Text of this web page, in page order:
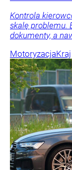
Kontrola
skalę problemu.
dokumenty, a
MotoryzacjaKraj